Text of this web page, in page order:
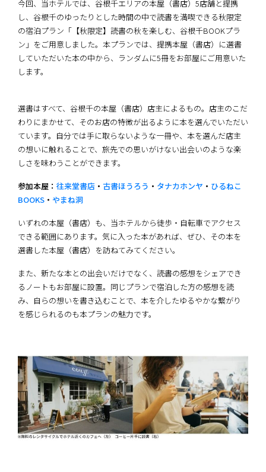
今回、当ホテルでは、谷根千エリアの本屋（書店）5店舗と提携
し、谷根千のゆったりとした時間の中で読書を満喫できる秋限定
の宿泊プラン「【秋限定】読書の秋を楽しむ、谷根千BOOKプラ
ン」をご用意しました。本プランでは、提携本屋（書店）に選書
していただいた本の中から、ランダムに5冊をお部屋にご用意いた
します。
選書はすべて、谷根千の本屋（書店）店主によるもの。店主のこだ
わりにまかせて、そのお店の特徴が出るように本を選んでいただい
ています。自分では手に取らないような一冊や、本を選んだ店主
の想いに触れることで、旅先での思いがけない出会いのような楽
しさを味わうことができます。
参加本屋： 往来堂書店 ・ 古書ほうろう ・ タナカホンヤ ・ ひるねこ
BOOKS ・ やまね洞
いずれの本屋（書店）も、当ホテルから徒歩・自転車でアクセス
できる範囲にあります。気に入った本があれば、ぜひ、その本を
選書した本屋（書店）を訪ねてみてください。
また、新たな本との出会いだけでなく、読書の感想をシェアでき
るノートもお部屋に設置。同じプランで宿泊した方の感想を読
み、自らの想いを書き込むことで、本を介したゆるやかな繋がり
を感じられるのも本プランの魅力です。